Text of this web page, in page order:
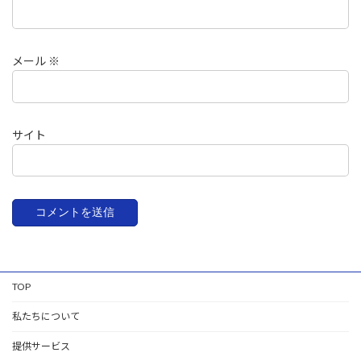
メール ※
サイト
TOP
私たちについて
提供サービス